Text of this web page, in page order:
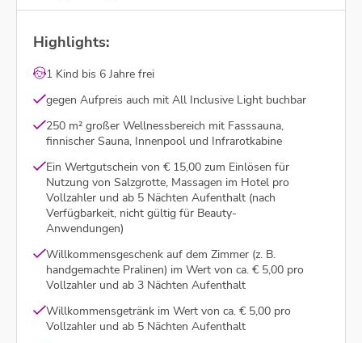
Highlights:
1 Kind bis 6 Jahre frei
gegen Aufpreis auch mit All Inclusive Light buchbar
250 m² großer Wellnessbereich mit Fasssauna,
finnischer Sauna, Innenpool und Infrarotkabine
Ein Wertgutschein von € 15,00 zum Einlösen für
Nutzung von Salzgrotte, Massagen im Hotel pro
Vollzahler und ab 5 Nächten Aufenthalt (nach
Verfügbarkeit, nicht gültig für Beauty-
Anwendungen)
Willkommensgeschenk auf dem Zimmer (z. B.
handgemachte Pralinen) im Wert von ca. € 5,00 pro
Vollzahler und ab 3 Nächten Aufenthalt
Willkommensgetränk im Wert von ca. € 5,00 pro
Vollzahler und ab 5 Nächten Aufenthalt